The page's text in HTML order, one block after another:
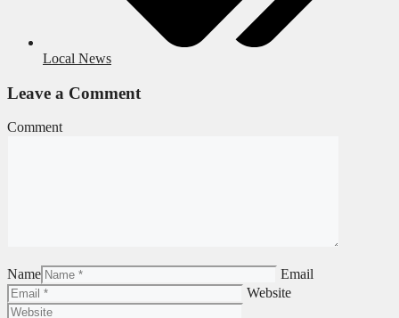
Local News
Leave a Comment
Comment
Name
Email
Website